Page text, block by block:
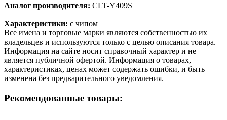
Аналог производителя: CLT-Y409S
Характеристики: с чипом
Все имена и торговые марки являются собственностью их
владельцев и используются только с целью описания товара.
Информация на сайте носит справочный характер и не
является публичной офертой. Информация о товарах,
характеристиках, ценах может содержать ошибки, и быть
изменена без предварительного уведомления.
Рекомендованные товары: